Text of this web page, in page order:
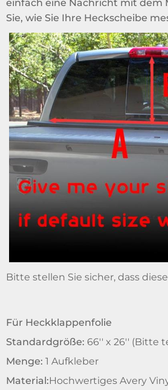
einfach eine Nachricht mit dem
Sie, wie Sie Ihre Heckscheibe
Bitte stellen Sie sicher, dass
Für Heckklappenfolie
Standardgröße: 66'' x 26'' (Bitte
Menge: 1 Aufkleber
Material:Hochwertiges Avery